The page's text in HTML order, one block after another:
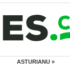
ASTURIANU »